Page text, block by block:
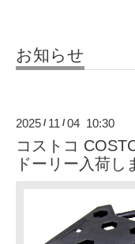
お知らせ
2025 / 11 /04 10:30
コストコ
ドーリー入荷し